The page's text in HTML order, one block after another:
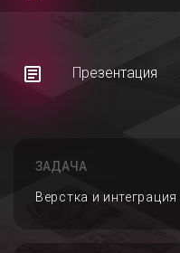
Презентация
ЗАДАЧА
Верстка и